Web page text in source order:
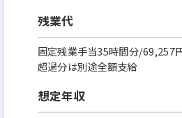
残業代
固定残業手当35時間分/69,257
超過分は別途全額支給
想定年収